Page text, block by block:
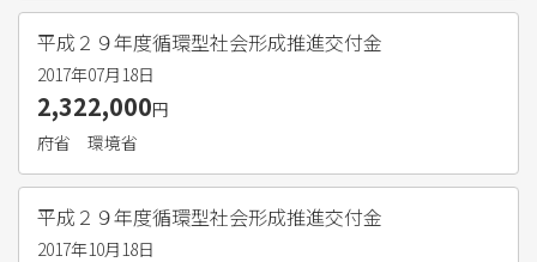
平成２９年度循環型社会形成推進交付金
2017年07月18日
2,322,000円
府省
環境省
平成２９年度循環型社会形成推進交付金
2017年10月18日